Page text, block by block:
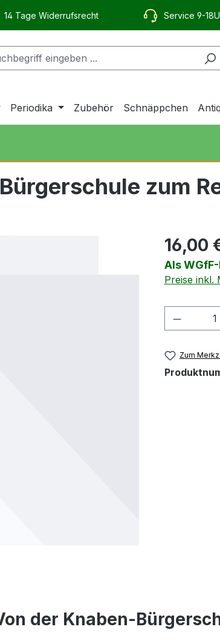
14 Tage Widerrufsrecht Service 9-
Periodika Zubehör Schnäppchen
zum
16,00
Als
Preise inkl.
Zum
der Knaben-